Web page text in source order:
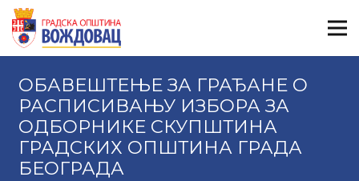
ОБАВЕШТЕЊЕ ЗА ГРАЂАНЕ О
РАСПИСИВАЊУ ИЗБОРА ЗА
ОДБОРНИКЕ СКУПШТИНА
ГРАДСКИХ ОПШТИНА ГРАДА
БЕОГРАДА